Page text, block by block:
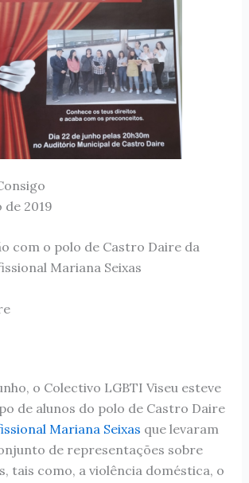
de 2019
com o polo de Castro Daire da
Mariana Seixas
o Colectivo LGBTI Viseu esteve
de alunos do polo de Castro Daire
Mariana Seixas que levaram
de representações sobre
tais como, a violência doméstica, o